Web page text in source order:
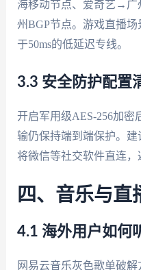
海移动节点、爱奇艺→
州BGP节点。游戏直播
于50ms的低延迟专线。
3.3 安全防护配置
开启军用级AES-256加密
输仍保持端到端保护。建
将微信等社交软件直连，
四、音乐与直
4.1 海外用户如何
网易云音乐灰色歌单破